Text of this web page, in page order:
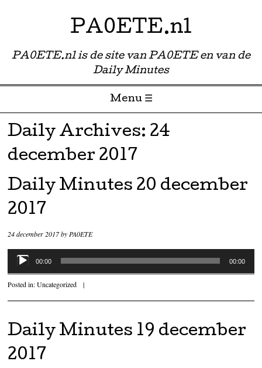
PA0ETE.nl
PA0ETE.nl is de site van PA0ETE en van de
Daily Minutes
Menu ☰
Skip to content
Daily Archives: 24
december 2017
Daily Minutes 20 december
2017
24 december 2017byPA0ETE
Audiospeler
00:00 00:00
Posted in:Uncategorized |
Daily Minutes 19 december
2017